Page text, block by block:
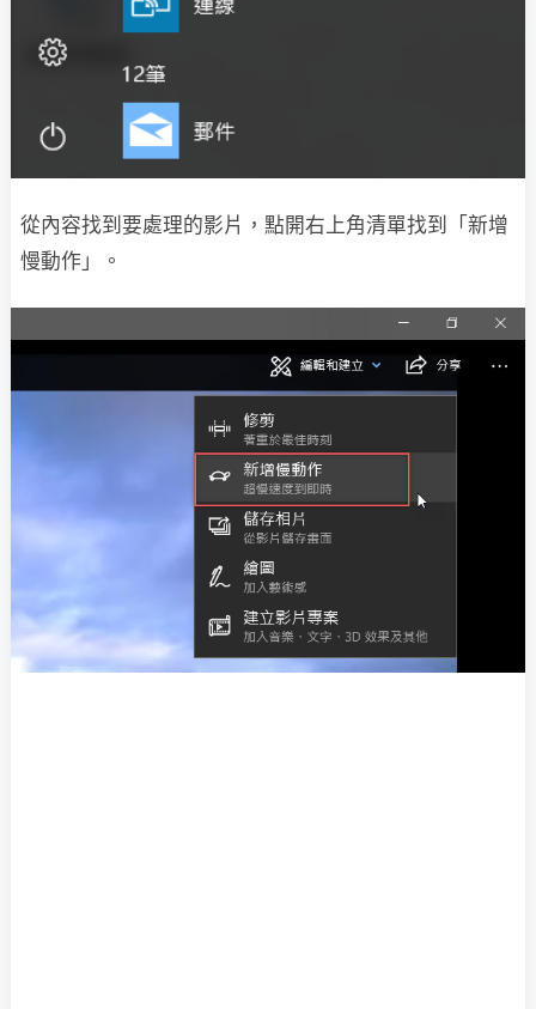
從內容找到要處理的影片，點開右上角清單找到「新增
慢動作」。